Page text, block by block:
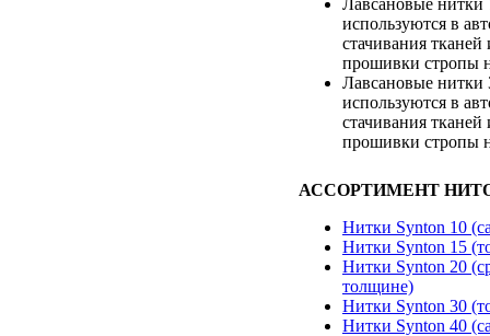
используются в
стачивания
прошивки стропы
Лавсановые
используются в
стачивания
прошивки стропы
АССОРТИМЕНТ
Нитки Synton 10
Нитки Synton 15
Нитки Synton 20
толщине)
Нитки Synton 30
Нитки Synton 40